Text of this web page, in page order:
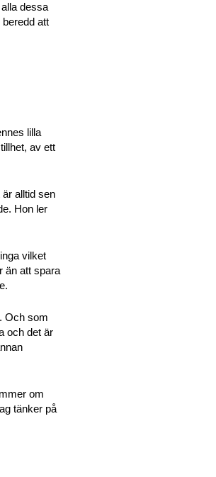
dessa
att
lilla
av ett
alltid sen
Hon ler
vilket
än att spara
Och som
och det är
om
tänker på